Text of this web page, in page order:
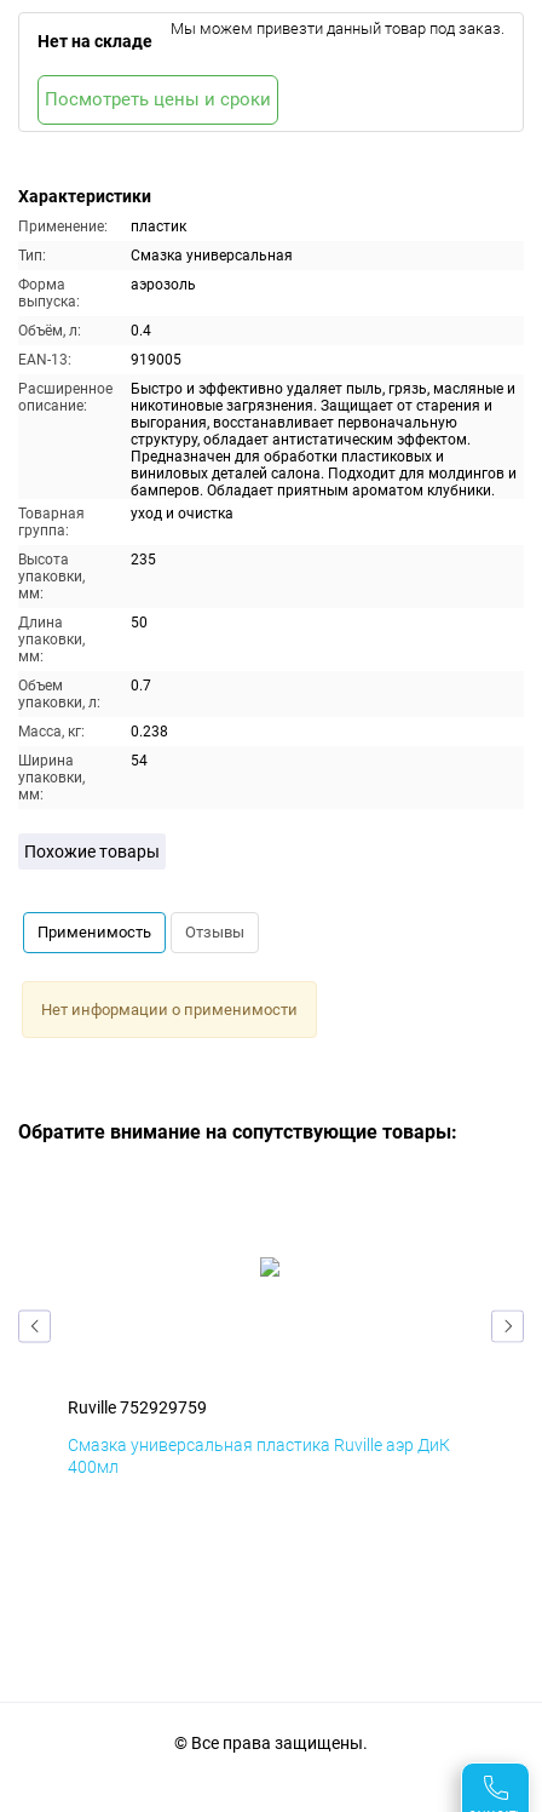
Характеристики
Применение:
пластик
Тип:
Смазка универсальная
Форма
выпуска:
аэрозоль
Объём, л:
0.4
EAN-13:
919005
Расширенное
описание:
Быстро и эффективно удаляет пыль, грязь, масляные и
никотиновые загрязнения. Защищает от старения и
выгорания, восстанавливает первоначальную
структуру, обладает антистатическим эффектом.
Предназначен для обработки пластиковых и
виниловых деталей салона. Подходит для молдингов и
бамперов. Обладает приятным ароматом клубники.
Товарная
группа:
уход и очистка
Высота
упаковки,
мм:
235
Длина
упаковки,
мм:
50
Объем
упаковки, л:
0.7
Масса, кг:
0.238
Ширина
упаковки,
мм:
54
Нет на складе
Мы можем привезти данный товар под заказ.
Посмотреть цены и сроки
Похожие товары
Применимость Отзывы
Нет информации о применимости
Обратите внимание на сопутствующие товары:
Ruville 752929759
Смазка универсальная пластика Ruville аэр ДиК
400мл
© Все права защищены.